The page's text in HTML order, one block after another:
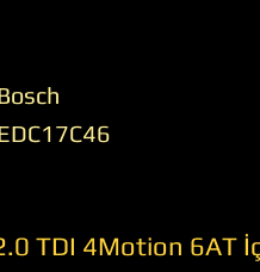
TDI 4Motion 6AT